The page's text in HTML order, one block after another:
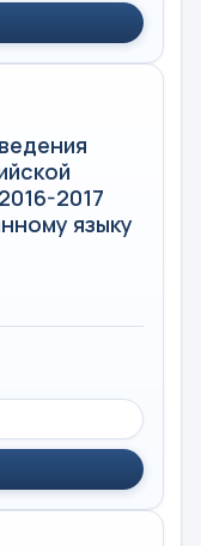
2017
языку